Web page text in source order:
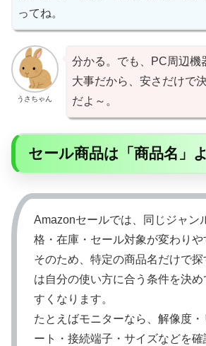
ってね。
うさちゃん
分かる。でも、PC周辺機
大事だから、安さだけで
だよ～。
セール商品は「商品名」
Amazonセールでは、同じジャン
格・在庫・セール対象が変わりや
そのため、特定の商品名だけで
は自分の使い方に合う条件を決
すくなります。
たとえばモニターなら、解像度
ート・接続端子・サイズなどを